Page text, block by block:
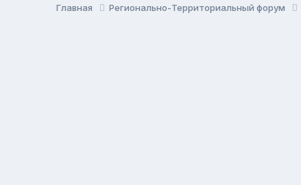
Главная Регионально-Территориальный форум